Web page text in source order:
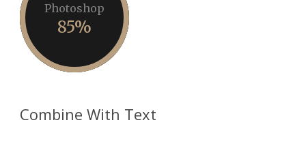
Photoshop
85%
Combine With Text